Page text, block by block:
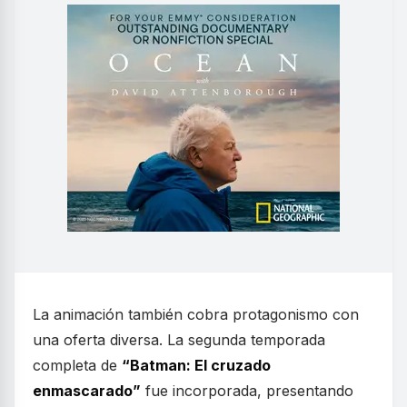
La animación también cobra protagonismo con
una oferta diversa. La segunda temporada
completa de “Batman: El cruzado
enmascarado” fue incorporada, presentando